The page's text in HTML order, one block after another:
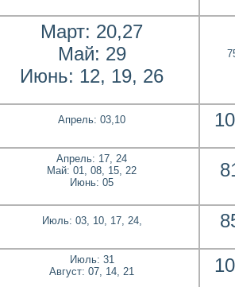
Март: 20,27
Май: 29
Июнь: 12, 19, 26
Апрель: 03,10
Апрель: 17, 24
Май: 01, 08, 15, 22
Июнь: 05
Июль: 03, 10, 17, 24,
Июль: 31
Август: 07, 14, 21